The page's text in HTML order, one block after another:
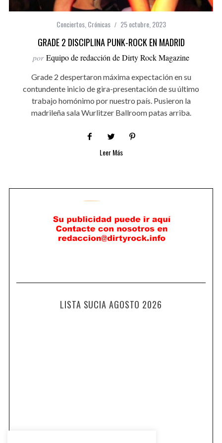
Conciertos, Crónicas 25 octubre, 2023
GRADE 2 DISCIPLINA PUNK-ROCK EN MADRID
por Equipo de redacción de Dirty Rock Magazine
Grade 2 despertaron máxima expectación en su
contundente inicio de gira-presentación de su último
trabajo homónimo por nuestro país. Pusieron la
madrileña sala Wurlitzer Ballroom patas arriba.
Leer Más
LISTA SUCIA AGOSTO 2026